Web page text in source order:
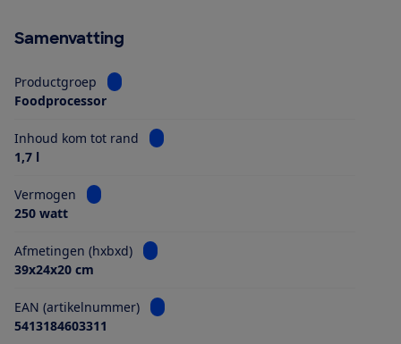
Samenvatting
Productgroep
Bekijk informatie voor Productgroep
Foodprocessor
Inhoud kom tot rand
Bekijk informatie voor Inhoud kom tot
1,7 l
Vermogen
Bekijk informatie voor Vermogen
250 watt
Afmetingen (hxbxd)
Bekijk informatie voor Afmetingen (hxbxd)
39x24x20 cm
EAN (artikelnummer)
Bekijk informatie voor EAN
5413184603311